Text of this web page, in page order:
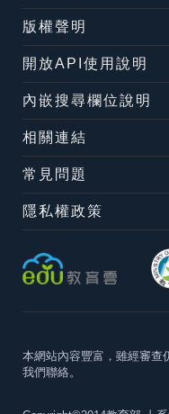
版權聲明
開放API使用說明
內嵌搜尋欄位說明
相關連結
常見問題
隱私權政策
本網站內容豐富，雖經審查
我們聯絡。